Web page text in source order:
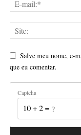
Salve meu nome, e-
que eu comentar.
Captcha
10 + 2 = ?